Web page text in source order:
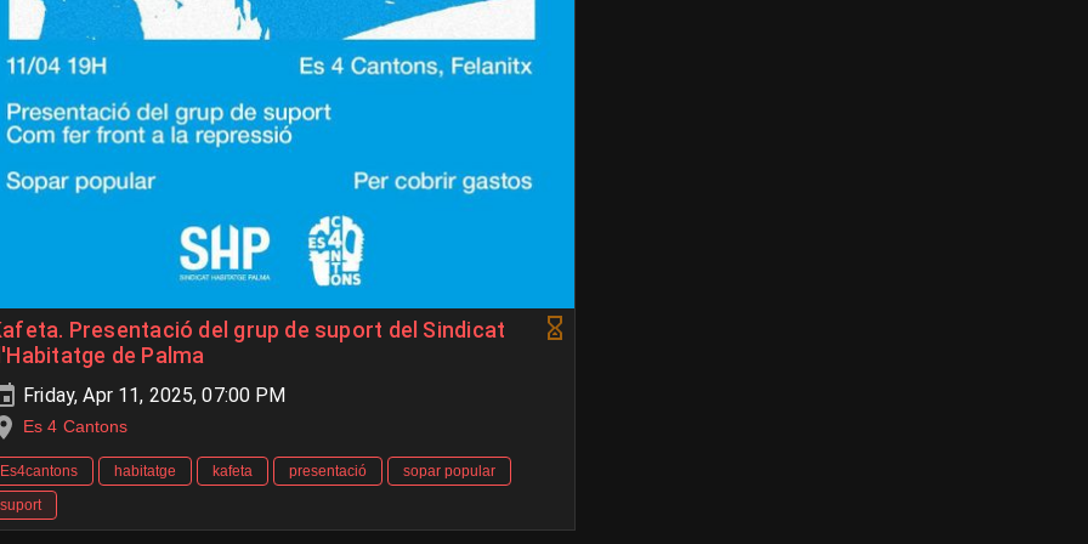
Presentació del grup de suport del Sindicat
de Palma
Friday, Apr 11, 2025, 07:00 PM
Es 4 Cantons
Es4cantons habitatge kafeta presentació
sopar popular
suport